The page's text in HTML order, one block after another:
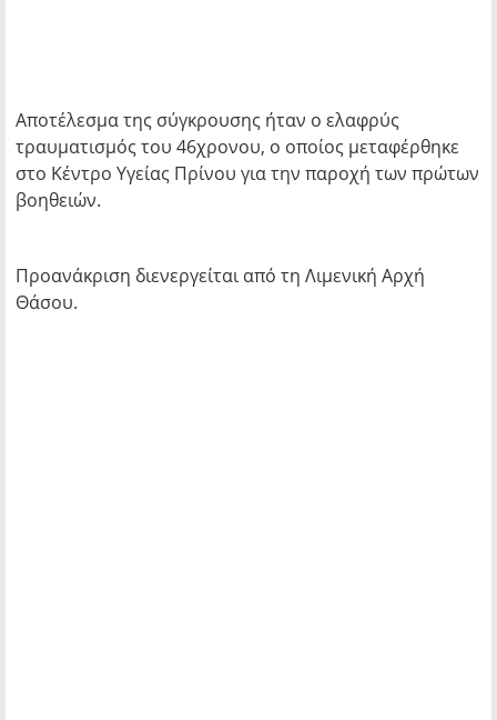
Αποτέλεσμα της σύγκρουσης ήταν ο ελαφρύς
τραυματισμός του 46χρονου, ο οποίος μεταφέρθηκε
στο Κέντρο Υγείας Πρίνου για την παροχή των πρώτων
βοηθειών.
Προανάκριση διενεργείται από τη Λιμενική Αρχή
Θάσου.